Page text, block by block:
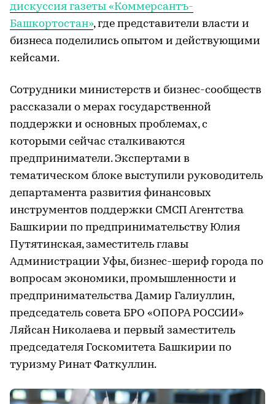
дискуссия газеты «Коммерсантъ-
Башкортостан», где представители власти и
бизнеса поделились опытом и действующими
кейсами.
Сотрудники министерств и бизнес-сообществ
рассказали о мерах государственной
поддержки и основных проблемах, с
которыми сейчас сталкиваются
предприниматели. Экспертами в
тематическом блоке выступили руководитель
департамента развития финансовых
инструментов поддержки СМСП Агентства
Башкирии по предпринимательству Юлия
Путятинская, заместитель главы
Администрации Уфы, бизнес-шериф города по
вопросам экономики, промышленности и
предпринимательства Дамир Галиуллин,
председатель совета БРО «ОПОРА РОССИИ»
Ляйсан Николаева и первый заместитель
председателя Госкомитета Башкирии по
туризму Ринат Фаткуллин.